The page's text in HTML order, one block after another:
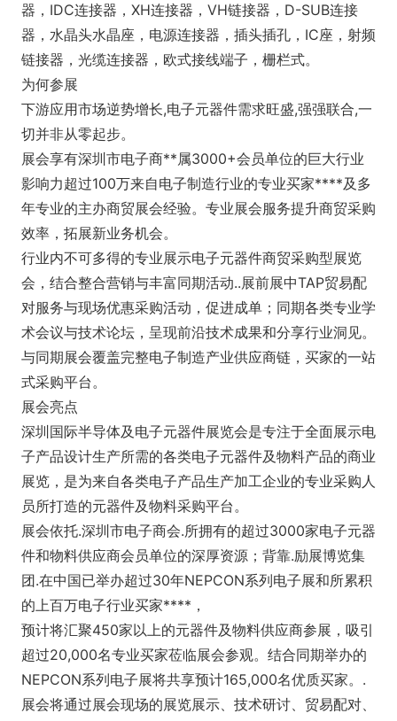
器，IDC连接器，XH连接器，VH链接器，D-SUB连接
器，水晶头水晶座，电源连接器，插头插孔，IC座，射频
链接器，光缆连接器，欧式接线端子，栅栏式。
为何参展
下游应用市场逆势增长,电子元器件需求旺盛,强强联合,一
切并非从零起步。
展会享有深圳市电子商**属3000+会员单位的巨大行业
影响力超过100万来自电子制造行业的专业买家****及多
年专业的主办商贸展会经验。专业展会服务提升商贸采购
效率，拓展新业务机会。
行业内不可多得的专业展示电子元器件商贸采购型展览
会，结合整合营销与丰富同期活动..展前展中TAP贸易配
对服务与现场优惠采购活动，促进成单；同期各类专业学
术会议与技术论坛，呈现前沿技术成果和分享行业洞见。
与同期展会覆盖完整电子制造产业供应商链，买家的一站
式采购平台。
展会亮点
深圳国际半导体及电子元器件展览会是专注于全面展示电
子产品设计生产所需的各类电子元器件及物料产品的商业
展览，是为来自各类电子产品生产加工企业的专业采购人
员所打造的元器件及物料采购平台。
展会依托.深圳市电子商会.所拥有的超过3000家电子元器
件和物料供应商会员单位的深厚资源；背靠.励展博览集
团.在中国已举办超过30年NEPCON系列电子展和所累积
的上百万电子行业买家****，
预计将汇聚450家以上的元器件及物料供应商参展，吸引
超过20,000名专业买家莅临展会参观。结合同期举办的
NEPCON系列电子展将共享预计165,000名优质买家。.
展会将通过展会现场的展览展示、技术研讨、贸易配对、